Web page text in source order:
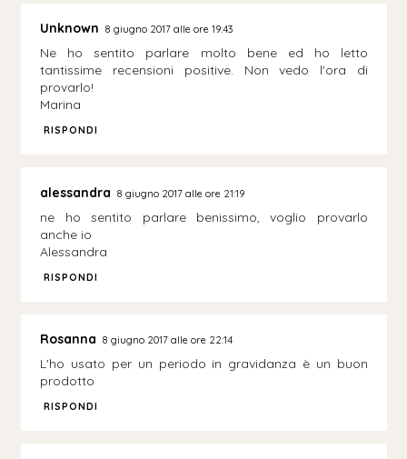
Unknown 8 giugno 2017 alle ore 19:43
Ne ho sentito parlare molto bene ed ho letto
tantissime recensioni positive. Non vedo l'ora di
provarlo!
Marina
RISPONDI
alessandra 8 giugno 2017 alle ore 21:19
ne ho sentito parlare benissimo, voglio provarlo
anche io
Alessandra
RISPONDI
Rosanna 8 giugno 2017 alle ore 22:14
L'ho usato per un periodo in gravidanza è un buon
prodotto
RISPONDI